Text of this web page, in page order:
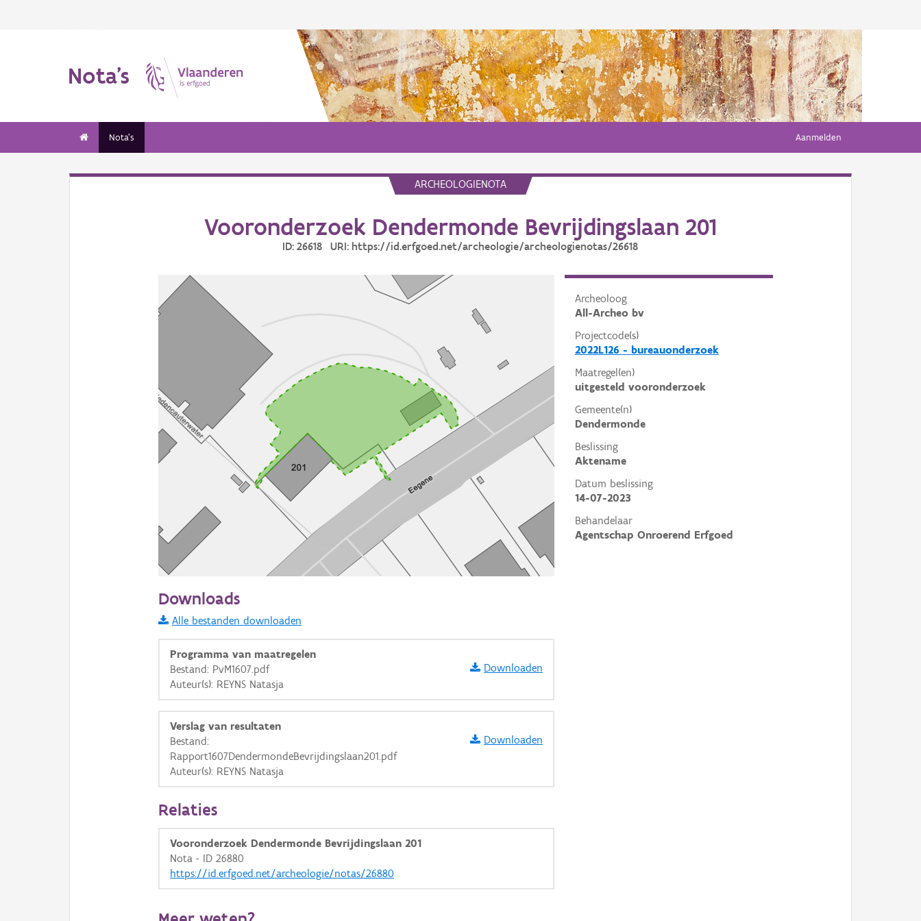
Nota's
Nota's Aanmelden
ARCHEOLOGIENOTA
Vooronderzoek Dendermonde Bevrijdingslaan 201
ID: 26618 URI: https://id.erfgoed.net/archeologie/archeologienotas/26618
Archeoloog
All-Archeo bv
Projectcode(s)
2022L126 - bureauonderzoek
Maatregel(en)
uitgesteld vooronderzoek
Gemeente(n)
Dendermonde
Beslissing
Aktename
Datum beslissing
14-07-2023
Behandelaar
Agentschap Onroerend Erfgoed
Informatie Vlaanderen
i
+ −
Basis Lagen
OSM-Basiskaart
Ortho
GRB-Basiskaart
Downloads
Alle bestanden downloaden
Programma van maatregelen
Bestand: PvM1607.pdf
Auteur(s): REYNS Natasja
Downloaden
Verslag van resultaten
Bestand:
Rapport1607DendermondeBevrijdingslaan201.pdf
Auteur(s): REYNS Natasja
Downloaden
Relaties
Vooronderzoek Dendermonde Bevrijdingslaan 201
Nota - ID 26880
https://id.erfgoed.net/archeologie/notas/26880